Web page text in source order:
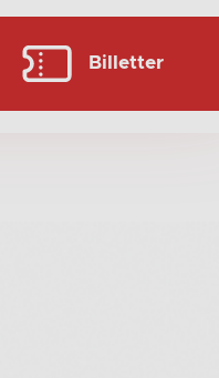
Billetter